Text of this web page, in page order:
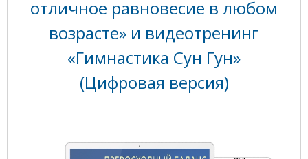
отличное равновесие в любом
возрасте» и видеотренинг
«Гимнастика Сун Гун»
(Цифровая версия)